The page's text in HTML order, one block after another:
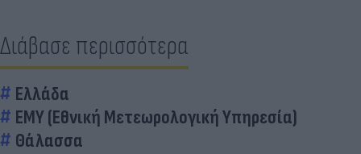
Διάβασε περισσότερα
Ελλάδα
ΕΜΥ (Εθνική Μετεωρολογική Υπηρεσία)
Θάλασσα